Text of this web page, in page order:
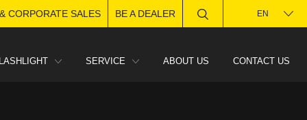
CORPORATE SALES BE A DEALER EN
SERVICE ABOUT US CONTACT US